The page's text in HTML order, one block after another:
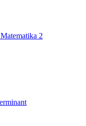
Matematika 2